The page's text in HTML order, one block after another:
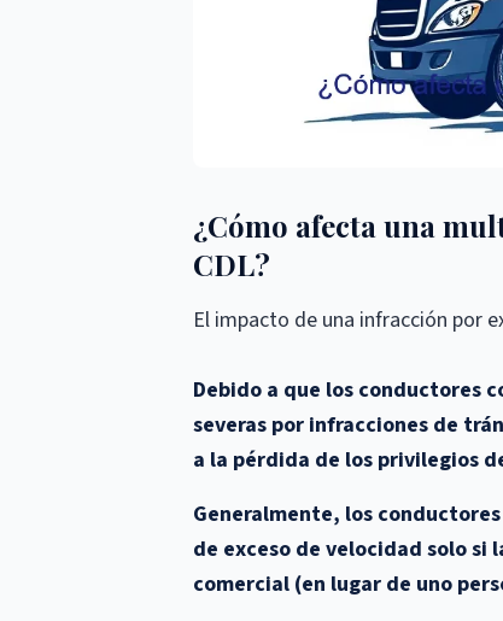
¿Cómo afecta una
CDL?
El impacto de una infracción por
Debido a que los conductores
severas por infracciones de
a la pérdida de los privilegios
Generalmente, los
de exceso de velocidad solo si
comercial (en lugar de uno